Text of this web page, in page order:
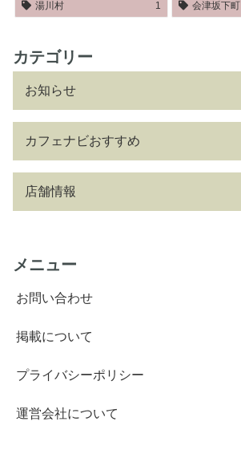
湯川村 1 会津坂下町
カテゴリー
お知らせ
カフェナビおすすめ
店舗情報
メニュー
お問い合わせ
掲載について
プライバシーポリシー
運営会社について